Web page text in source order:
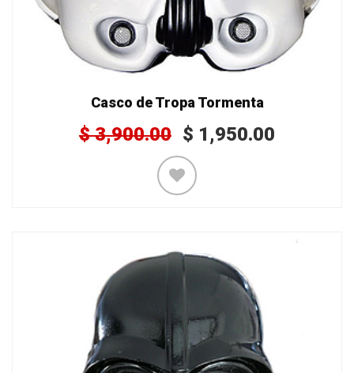
Casco de Tropa Tormenta
$3,900.00 $ 1,950.00